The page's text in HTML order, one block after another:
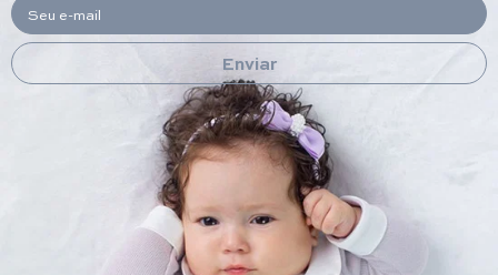
Seu e-mail
Enviar